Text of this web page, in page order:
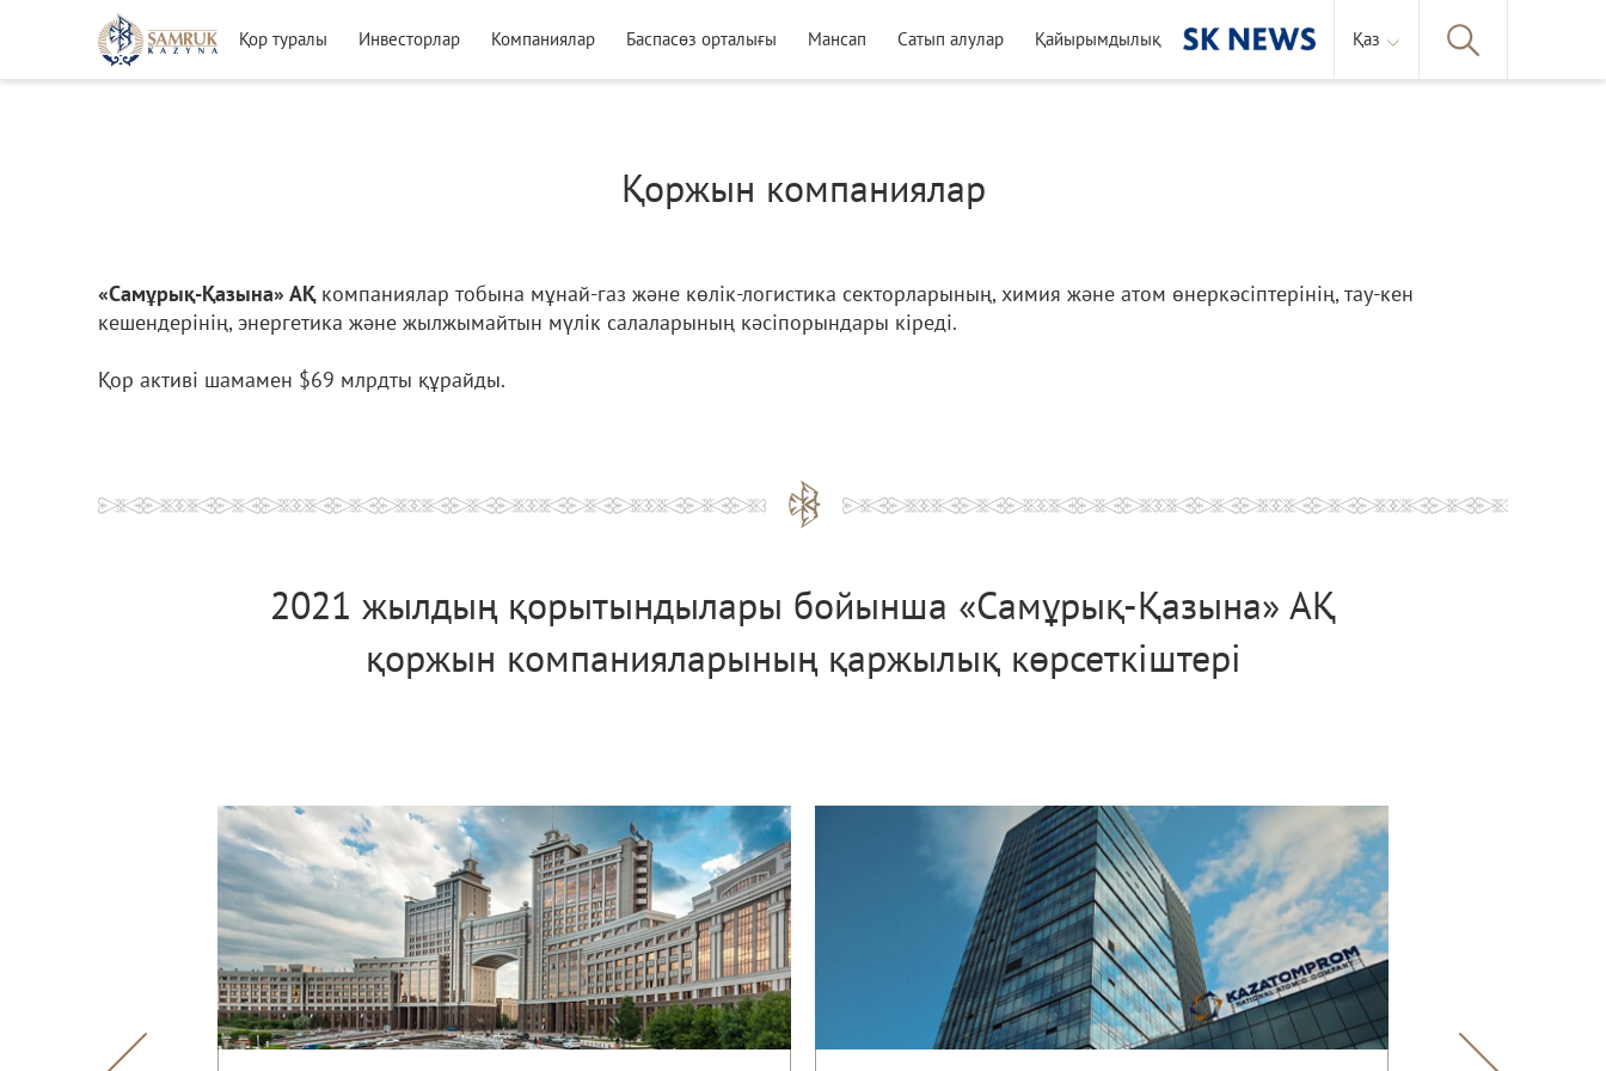
Қор туралы Инвесторлар Компаниялар Баспасөз орталығы Мансап Сатып алулар Қайырымдылық Қаз
Қоржын компаниялар
«Самұрық-Қазына» АҚкомпаниялар тобына мұнай-газ және көлік-логистика секторларының, химия және атом өнеркәсіптерінің, тау-кен
кешендерінің, энергетика және жылжымайтын мүлік салаларының кәсіпорындары кіреді.
Қор активі шамамен $69 млрдты құрайды.
2021 жылдың қорытындылары бойынша «Самұрық-Қазына» АҚ
қоржын компанияларының қаржылық көрсеткіштері